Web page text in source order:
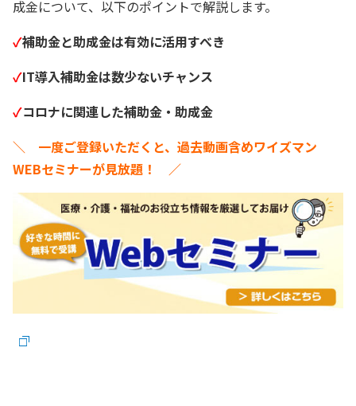
成金について、以下のポイントで解説します。
✓補助金と助成金は有効に活用すべき
✓IT導入補助金は数少ないチャンス
✓コロナに関連した補助金・助成金
＼ 一度ご登録いただくと、過去動画含めワイズマン
WEBセミナーが見放題！ ／